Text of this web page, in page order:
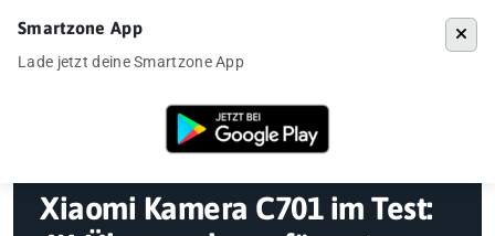
»Überwachungskamera
Xiaomi Kamera C701 im Test:
Smartzone App
Lade jetzt deine Smartzone App